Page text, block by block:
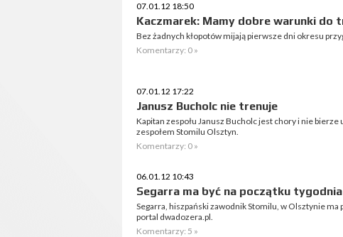
07.01.12 18:50
Kaczmarek: Mamy dobre warunki do
Bez żadnych kłopotów mijają pierwsze dni okresu
Komentarzy: 0 »
07.01.12 17:22
Janusz Bucholc nie trenuje
Kapitan zespołu Janusz Bucholc jest chory i nie
zespołem Stomilu Olsztyn.
Komentarzy: 0 »
06.01.12 10:43
Segarra ma być na początku tygodnia
Segarra, hiszpański zawodnik Stomilu, w Olsztynie ma
portal dwadozera.pl.
Komentarzy: 5 »